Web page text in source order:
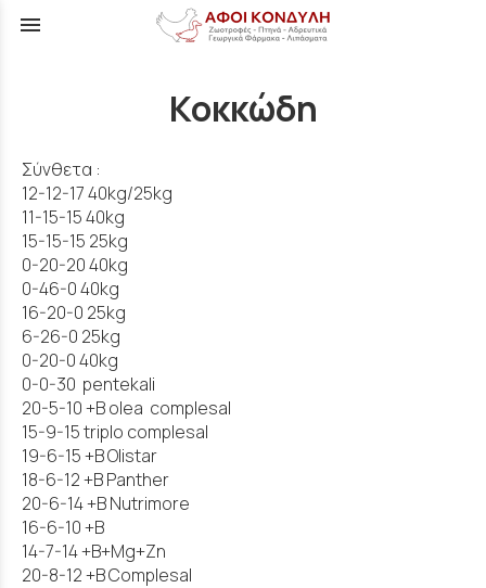
menu
Κοκκώδη
Σύνθετα :
12-12-17 40kg/25kg
11-15-15 40kg
15-15-15 25kg
0-20-20 40kg
0-46-0 40kg
16-20-0 25kg
6-26-0 25kg
0-20-0 40kg
0-0-30 pentekali
20-5-10 +B olea complesal
15-9-15 triplo complesal
19-6-15 +B Olistar
18-6-12 +B Panther
20-6-14 +B Nutrimore
16-6-10 +Β
14-7-14 +B+Mg+Zn
20-8-12 +B Complesal